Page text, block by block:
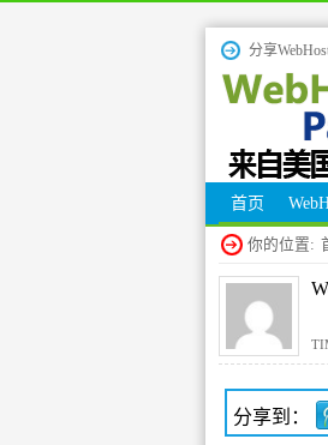
分享
首页
你的位置:
分享到：